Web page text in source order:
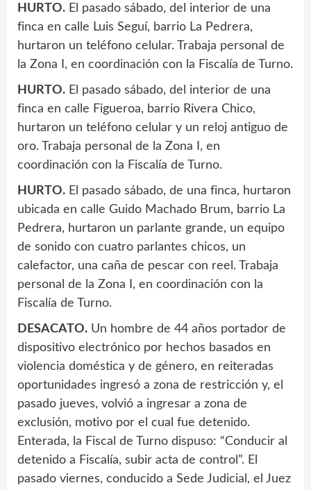
HURTO. El pasado sábado, del interior de una
finca en calle Luis Seguí, barrio La Pedrera,
hurtaron un teléfono celular. Trabaja personal de
la Zona I, en coordinación con la Fiscalía de Turno.
HURTO. El pasado sábado, del interior de una
finca en calle Figueroa, barrio Rivera Chico,
hurtaron un teléfono celular y un reloj antiguo de
oro. Trabaja personal de la Zona I, en
coordinación con la Fiscalía de Turno.
HURTO. El pasado sábado, de una finca, hurtaron
ubicada en calle Guido Machado Brum, barrio La
Pedrera, hurtaron un parlante grande, un equipo
de sonido con cuatro parlantes chicos, un
calefactor, una caña de pescar con reel. Trabaja
personal de la Zona I, en coordinación con la
Fiscalía de Turno.
DESACATO. Un hombre de 44 años portador de
dispositivo electrónico por hechos basados en
violencia doméstica y de género, en reiteradas
oportunidades ingresó a zona de restricción y, el
pasado jueves, volvió a ingresar a zona de
exclusión, motivo por el cual fue detenido.
Enterada, la Fiscal de Turno dispuso: “Conducir al
detenido a Fiscalía, subir acta de control”. El
pasado viernes, conducido a Sede Judicial, el Juez